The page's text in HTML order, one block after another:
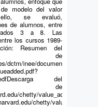
modelo del valor
se evaluó,
de alumnos, entre
3 a 8. Las
los cursos 1989‐
Resumen del
de
dctm/inee/documentos-
del
de
chetty/value_added.pdfMás
chetty/